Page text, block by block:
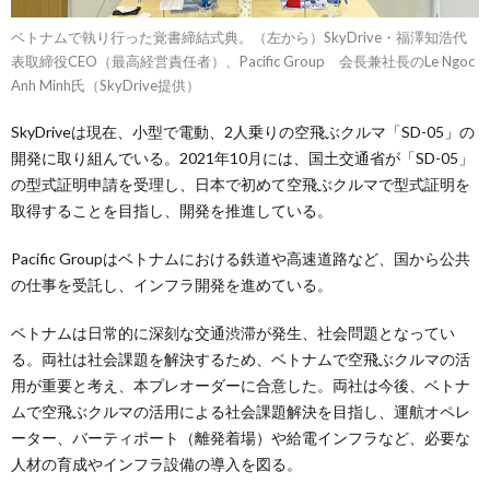
ベトナムで執り行った覚書締結式典。（左から）SkyDrive・福澤知浩代
表取締役CEO（最高経営責任者）、Pacific Group 会長兼社長のLe Ngoc
Anh Minh氏（SkyDrive提供）
SkyDriveは現在、小型で電動、2人乗りの空飛ぶクルマ「SD-05」の
開発に取り組んでいる。2021年10月には、国土交通省が「SD-05」
の型式証明申請を受理し、日本で初めて空飛ぶクルマで型式証明を
取得することを目指し、開発を推進している。
Pacific Groupはベトナムにおける鉄道や高速道路など、国から公共
の仕事を受託し、インフラ開発を進めている。
ベトナムは日常的に深刻な交通渋滞が発生、社会問題となってい
る。両社は社会課題を解決するため、ベトナムで空飛ぶクルマの活
用が重要と考え、本プレオーダーに合意した。両社は今後、ベトナ
ムで空飛ぶクルマの活用による社会課題解決を目指し、運航オペレ
ーター、バーティポート（離発着場）や給電インフラなど、必要な
人材の育成やインフラ設備の導入を図る。